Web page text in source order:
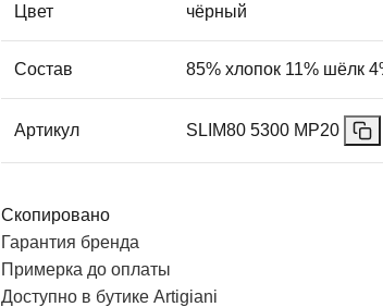
Цвет чёрный
Состав 85% хлопок 11% шёлк
Артикул SLIM80 5300 MP20
Скопировано
Гарантия бренда
Примерка до оплаты
Доступно в бутике Artigiani